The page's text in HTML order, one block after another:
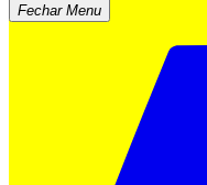
Fechar Menu